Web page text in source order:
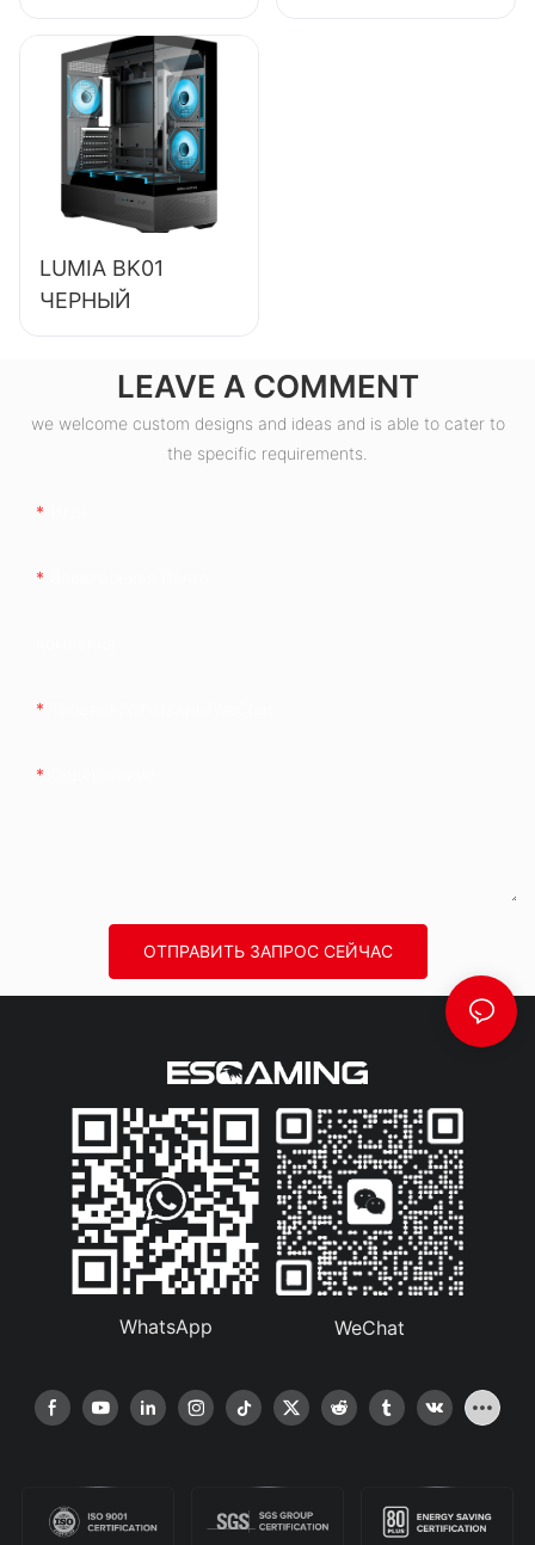
высокого
качества, КПД
85%, класс
защиты 80+
Bronze, для
настольных ПК,
ESB550W
LUMIA BK01
ЧЕРНЫЙ
LEAVE A COMMENT
we welcome custom designs and ideas and is able to cater to
the specific requirements.
ОТПРАВИТЬ ЗАПРОС СЕЙЧАС
WhatsApp WeChat